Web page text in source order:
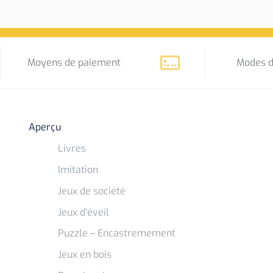
Moyens de paiement Modes
Aperçu
Livres
Imitation
Jeux de société
Jeux d’éveil
Puzzle – Encastremement
Jeux en bois